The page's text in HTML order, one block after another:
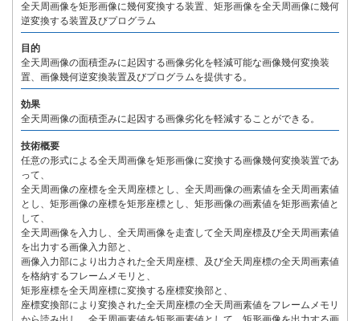
全天周画像を矩形画像に幾何変換する装置、矩形画像を全天周画像に幾何
逆変換する装置及びプログラム
目的
全天周画像の面積歪みに起因する画像劣化を軽減可能な画像幾何変換装
置、画像幾何逆変換装置及びプログラムを提供する。
効果
全天周画像の面積歪みに起因する画像劣化を軽減することができる。
技術概要
任意の形式による全天周画像を矩形画像に変換する画像幾何変換装置であ
って、
全天周画像の座標を全天周座標とし、全天周画像の画素値を全天周画素値
とし、矩形画像の座標を矩形座標とし、矩形画像の画素値を矩形画素値と
して、
全天周画像を入力し、全天周画像を走査して全天周座標及び全天周画素値
を出力する画像入力部と、
画像入力部により出力された全天周座標、及び全天周座標の全天周画素値
を格納するフレームメモリと、
矩形座標を全天周座標に変換する座標変換部と、
座標変換部により変換された全天周座標の全天周画素値をフレームメモリ